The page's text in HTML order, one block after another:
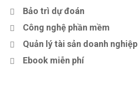
Bảo trì dự đoán
Công nghệ phần mềm
Quản lý tài sản doanh nghiệp
Ebook miễn phí